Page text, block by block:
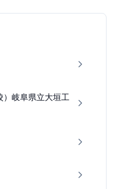
）岐阜県立大垣工